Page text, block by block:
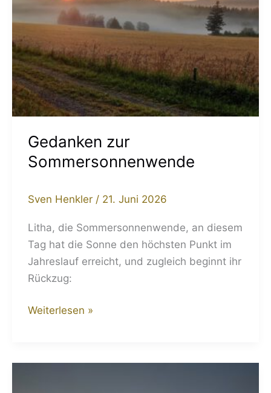
Gedanken zur
Sommersonnenwende
Sven Henkler / 21. Juni 2026
Litha, die Sommersonnenwende, an diesem
Tag hat die Sonne den höchsten Punkt im
Jahreslauf erreicht, und zugleich beginnt ihr
Rückzug:
Weiterlesen »